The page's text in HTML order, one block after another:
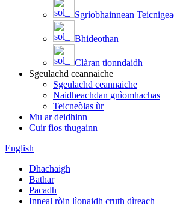
Sgrìobhainnean
Bhideothan
Clàran tionndaidh
Sgeulachd ceannaiche
Sgeulachd ceannaiche
Naidheachdan gnìomhachas
Teicneòlas ùr
Mu ar deidhinn
Cuir fios thugainn
English
Dhachaigh
Bathar
Pacadh
Inneal ròin lìonaidh cruth dìreach